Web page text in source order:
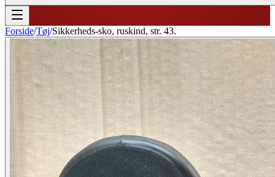
Forside/Tøj/Sikkerheds-sko, ruskind, str. 43.